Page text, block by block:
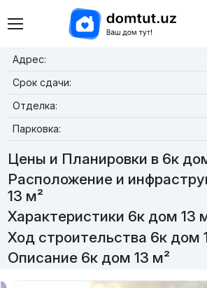
Адрес:
Срок сдачи:
Отделка:
Парковка:
Цены и Планировки в 6к
Расположение и
13 м²
Характеристики 6к дом 13
Ход строительства 6к дом
Описание 6к дом 13 м²